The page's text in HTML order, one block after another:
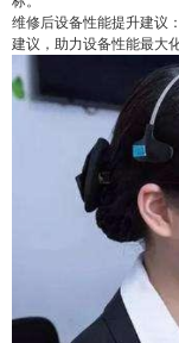
维修后设备性能提升建议
建议，助力设备性能最大化